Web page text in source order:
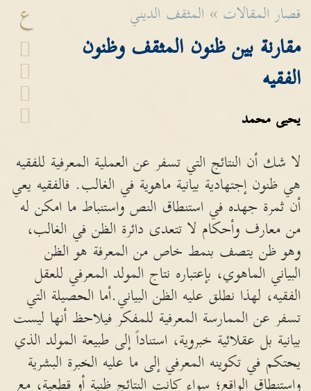
ع قصار المقالات » المثقف الديني
مقارنة بين ظنون المثقف وظنون
الفقيه
يحيى محمد
لا شك أن النتائج التي تسفر عن العملية المعرفية للفقيه
هي ظنون إجتهادية بيانية ماهوية في الغالب. فالفقيه يعي
أن ثمرة جهده في استنطاق النص واستنباط ما امكن له
من معارف وأحكام لا تتعدى دائرة الظن في الغالب،
وهو ظن يتصف بنمط خاص من المعرفة هو الظن
البياني الماهوي، بإعتباره نتاج المولد المعرفي للعقل
الفقيه، لهذا نطلق عليه الظن البياني.أما الحصيلة التي
تسفر عن الممارسة المعرفية للمفكر فيلاحظ أنها ليست
بيانية بل عقلائية خبروية، استناداً إلى طبيعة المولد الذي
يحتكم في تكوينه المعرفي إلى ما عليه الخبرة البشرية
واستنطاق الواقع؛ سواء كانت النتائج ظنية أو قطعية، مع